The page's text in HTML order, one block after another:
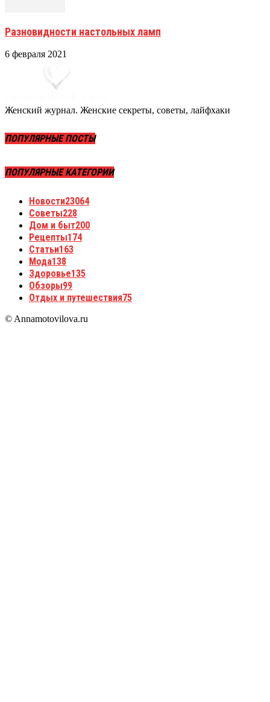
Разновидности настольных ламп
6 февраля 2021
Женский журнал. Женские секреты, советы, лайфхаки
ПОПУЛЯРНЫЕ ПОСТЫ
ПОПУЛЯРНЫЕ КАТЕГОРИИ
Новости23064
Советы228
Дом и быт200
Рецепты174
Статьи163
Мода138
Здоровье135
Обзоры99
Отдых и путешествия75
© Annamotovilova.ru